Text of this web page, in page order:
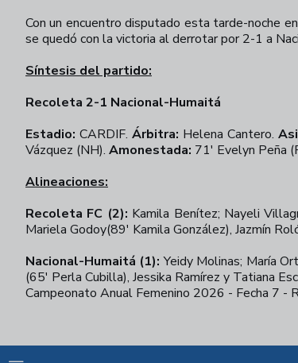
Con un encuentro disputado esta tarde-noche
se quedó con la victoria al derrotar por 2-1 a
Síntesis del partido:
Recoleta 2-1 Nacional-Humaitá
Estadio: CARDIF. Árbitra: Helena Cantero.
Vázquez (NH). Amonestada: 71' Evelyn Peña
Alineaciones:
Recoleta FC (2): Kamila Benítez; Nayeli
Mariela Godoy(89' Kamila González), Jazmín
Nacional-Humaitá (1):Yeidy Molinas; María
(65' Perla Cubilla), Jessika Ramírez y Tatiana
Campeonato Anual Femenino 2026 - Fecha 7 -